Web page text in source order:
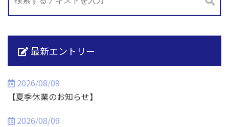
最新エントリー
2026/08/09
【夏季休業のお知らせ】
2026/08/09